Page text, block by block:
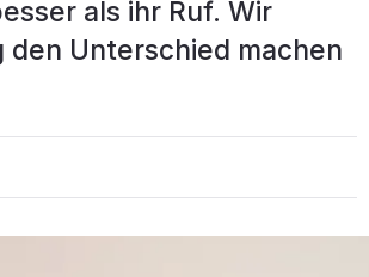
als ihr Ruf. Wir
Unterschied machen